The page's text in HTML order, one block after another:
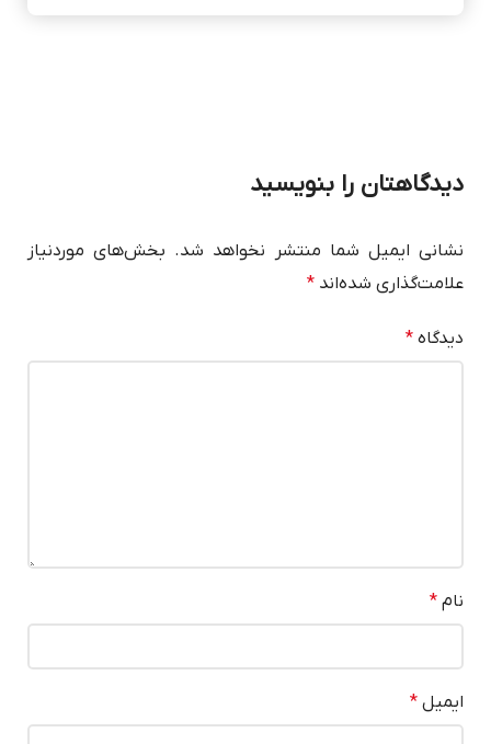
دیدگاهتان را بنویسید
نشانی ایمیل شما منتشر نخواهد شد. بخش‌های موردنیاز
علامت‌گذاری شده‌اند *
دیدگاه *
نام *
ایمیل *